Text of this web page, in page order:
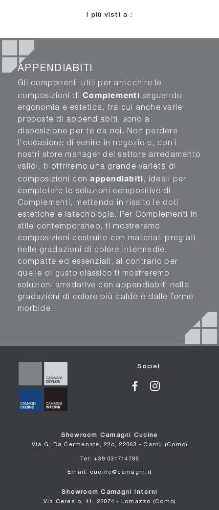
I più visti a :
APPENDIABITI
Gli componenti utili per arricchire le
composizioni di Complementi seguendo
ergonomia e estetica, tra cui anche varie
proposte di appendiabiti, sono a
disposizione per te da noi. Non perdere
l'occasione di venire in negozio e, con i
nostri store manager del settore arredamento
validi, ti offriremo una grande varietà di
composizioni conappendiabiti , ideali per
completare le soluzioni compositive di
Complementi, mettendo in risalto le doti
estetiche e latecnologia. Per Complementi in
stile contemporaneo, ti mostreremo
composizioni costruite con materiali pregiati
nelle gradazioni di colore intermedie,
compatte ed essenziali, al contrario per
quelle di gusto classico ti mostreremo
soluzioni arredative con appendiabiti nelle
gradazioni di colore più calde e dalle forme
morbide.
Social
Showroom Camagni Cucine
Via G. Da Cermenate, 22c, 22063 - Cantù (Como)
Tel: +39 031714789
Email: cucine@camagni.it
Showroom Camagni Interni
Via Ceresio, 41, 22074 - Lomazzo (Como)